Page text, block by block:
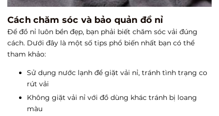
Cách chăm sóc và bảo quản đồ nỉ
Để đồ nỉ luôn bền đẹp, bạn phải biết chăm sóc vải đúng
cách. Dưới đây là một số tips phổ biến nhất bạn có thể
tham khảo:
Sử dụng nước lạnh để giặt vải nỉ, tránh tình trạng co
rút vải
Không giặt vải nỉ với đồ dùng khác tránh bị loang
màu